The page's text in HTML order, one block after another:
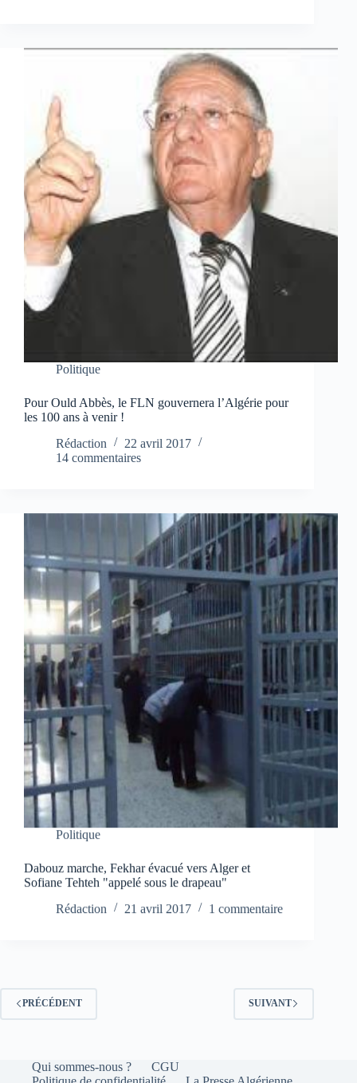
Politique
Pour Ould Abbès, le FLN gouvernera l’Algérie pour
les 100 ans à venir !
Rédaction
22 avril 2017
14 commentaires
Politique
Dabouz marche, Fekhar évacué vers Alger et
Sofiane Tehteh "appelé sous le drapeau"
Rédaction
21 avril 2017 1 commentaire
PRÉCÉDENT SUIVANT
Qui sommes-nous ?
CGU